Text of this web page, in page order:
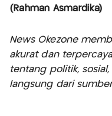
(Rahman Asmardika)
News Okezone
akurat dan
tentang politik,
langsung dari